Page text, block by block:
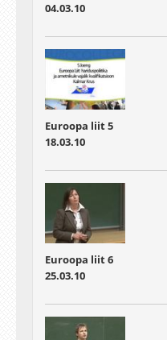
04.03.10
Euroopa liit 5
18.03.10
Euroopa liit 6
25.03.10